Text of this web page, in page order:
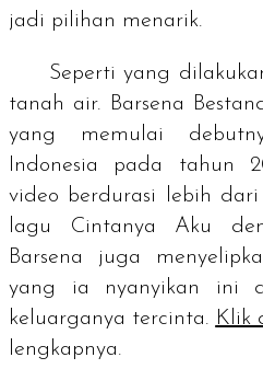
jadi pilihan menarik.
Seperti yang dilakukan
tanah air. Barsena
yang memulai
Indonesia pada tahun
video berdurasi lebih
lagu Cintanya Aku
Barsena juga
yang ia nyanyikan ini
keluarganya tercinta. Klik
lengkapnya.